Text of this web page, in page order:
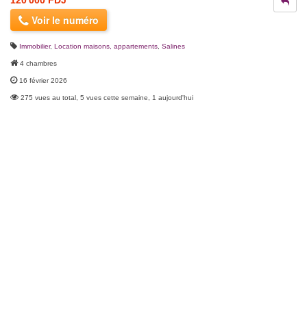
Voir le numéro
Immobilier, Location maisons, appartements Salines
4 chambres
16 février 2026
275 vues au total, 5 vues cette semaine, 1 aujourd'hui